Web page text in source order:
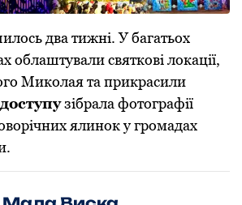
два тижні. У багатьох
облаштували святкові локації,
Миколая та прикрасили
зібрала фотографії
ялинок у громадах